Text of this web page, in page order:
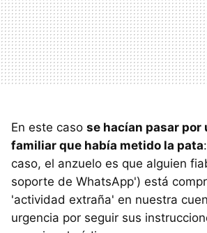
En este caso se hacían pasar por
familiar que había metido la pata
caso, el anzuelo es que alguien
soporte de WhatsApp') está
'actividad extraña' en nuestra
urgencia por seguir sus